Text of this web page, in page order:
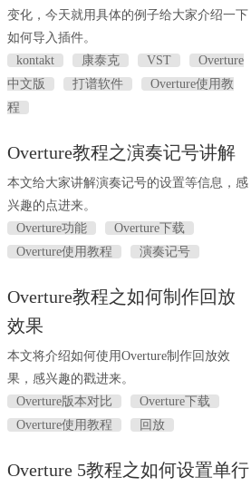
变化，今天就用具体的例子给大家介绍一下
如何导入插件。
kontakt
康泰克 VST
Overture
中文版
打谱软件
Overture使用教
程
Overture教程之演奏记号讲解
本文给大家讲解演奏记号的设置等信息，感
兴趣的点进来。
Overture功能
Overture下载
Overture使用教程
演奏记号
Overture教程之如何制作回放
效果
本文将介绍如何使用Overture制作回放效
果，感兴趣的戳进来。
Overture版本对比
Overture下载
Overture使用教程
回放
Overture 5教程之如何设置单行